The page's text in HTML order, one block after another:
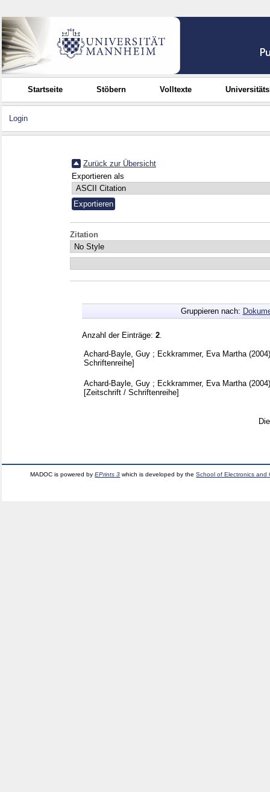
Startseite Stöbern Volltexte
Login
Zurück zur Übersicht
Exportieren als
Zitation
Gruppieren nach:
Anzahl der Einträge: 2
Achard-Bayle, Guy ; Eckkrammer, Eva Martha
Schriftenreihe]
Achard-Bayle, Guy ; Eckkrammer, Eva Martha
[Zeitschrift / Schriftenreihe]
MADOC is powered byEPrints 3 which is developed by theSchool of Electronics and